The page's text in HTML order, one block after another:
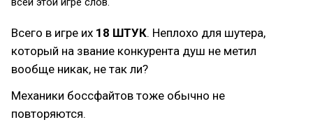
Всего в игре их 18 ШТУК. Неплохо для шутера,
который на звание конкурента душ не метил
вообще никак, не так ли?
Механики боссфайтов тоже обычно не
повторяются.